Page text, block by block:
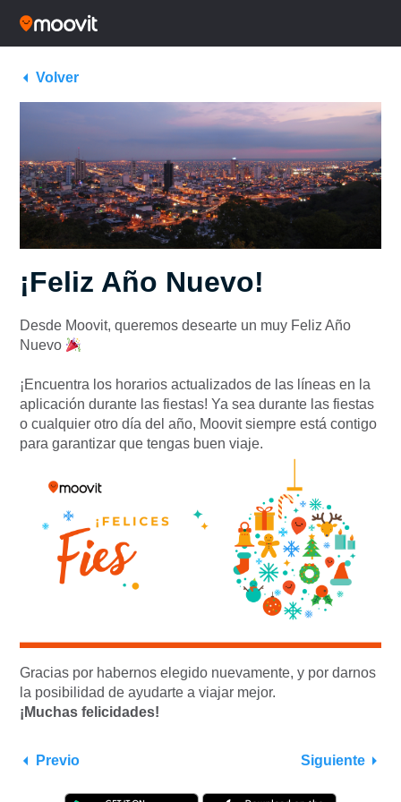
Volver
¡Feliz Año Nuevo!
Desde Moovit, queremos desearte un muy Feliz Año
Nuevo
¡Encuentra los horarios actualizados de las líneas en la
aplicación durante las fiestas! Ya sea durante las fiestas
o cualquier otro día del año, Moovit siempre está contigo
para garantizar que tengas buen viaje.
Gracias por habernos elegido nuevamente, y por darnos
la posibilidad de ayudarte a viajar mejor.
¡Muchas felicidades!
Previo Siguiente